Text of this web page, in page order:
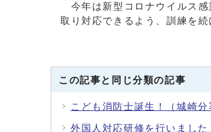
今年は新型コロナウイルス感
取り対応できるよう、訓練を続
この記事と同じ分類の記事
こども消防士誕生！（城崎分
外国人対応研修を行いました